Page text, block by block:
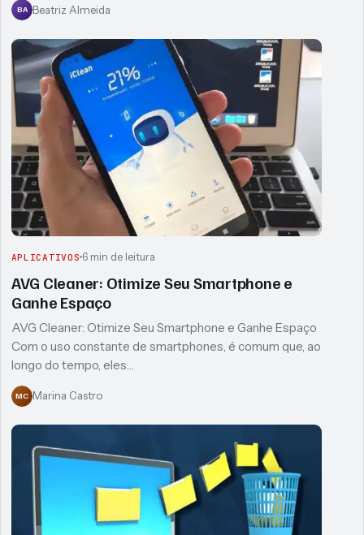
BA Beatriz Almeida
APLICATIVOS 6 min de leitura
AVG Cleaner: Otimize Seu Smartphone e
Ganhe Espaço
AVG Cleaner: Otimize Seu Smartphone e Ganhe Espaço
Com o uso constante de smartphones, é comum que, ao
longo do tempo, eles…
MC Marina Castro